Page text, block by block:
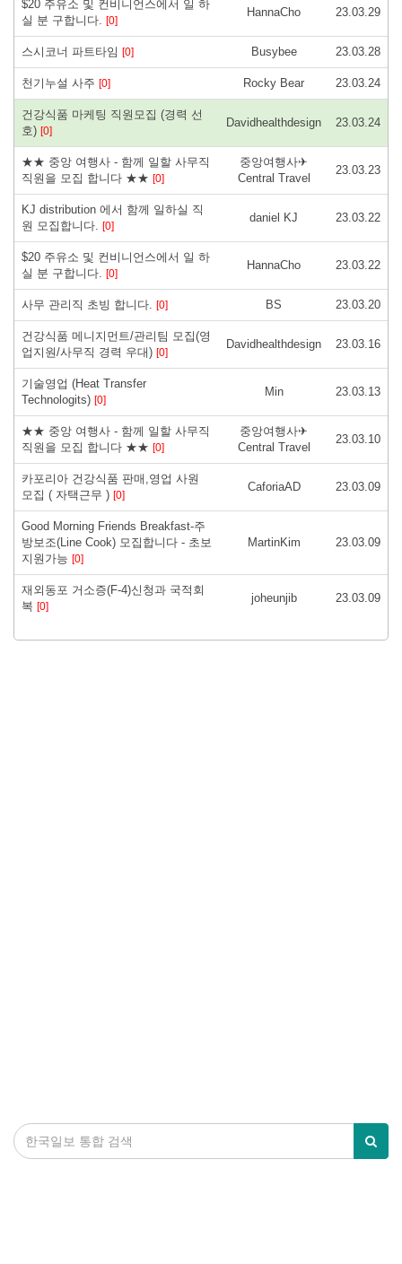
$20 주유소 및 컨비니언스에서 일 하
실 분 구합니다. [0]
HannaCho 23.03.29
스시코너 파트타임 [0] Busybee 23.03.28
천기누설 사주 [0] Rocky Bear 23.03.24
건강식품 마케팅 직원모집 (경력 선
호) [0]
Davidhealthdesign 23.03.24
★★ 중앙 여행사 - 함께 일할 사무직
직원을 모집 합니다 ★★ [0]
중앙여행사✈
Central Travel
23.03.23
KJ distribution 에서 함께 일하실 직
원 모집합니다. [0]
daniel KJ 23.03.22
$20 주유소 및 컨비니언스에서 일 하
실 분 구합니다. [0]
HannaCho 23.03.22
사무 관리직 초빙 합니다. [0] BS 23.03.20
건강식품 메니지먼트/관리팀 모집(영
업지원/사무직 경력 우대) [0]
Davidhealthdesign 23.03.16
기술영업 (Heat Transfer
Technologits) [0]
Min 23.03.13
★★ 중앙 여행사 - 함께 일할 사무직
직원을 모집 합니다 ★★ [0]
중앙여행사✈
Central Travel
23.03.10
카포리아 건강식품 판매,영업 사원
모집 ( 자택근무 ) [0]
CaforiaAD 23.03.09
Good Morning Friends Breakfast-주
방보조(Line Cook) 모집합니다 - 초보
지원가능 [0]
MartinKim 23.03.09
재외동포 거소증(F-4)신청과 국적회
복 [0]
joheunjib 23.03.09